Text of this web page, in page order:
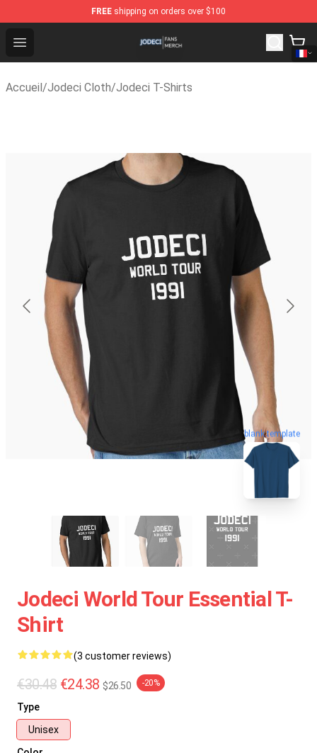
FREE shipping on orders over $100
Open menu
Jodeci Shop - Official Jodeci Merchandise Store
Accueil/Jodeci Cloth/Jodeci T-Shirts
blank template
Jodeci World Tour Essential T-
Shirt
(3 customer reviews)
€30.48 €24.38 $26.50 -20%
Type
Unisex